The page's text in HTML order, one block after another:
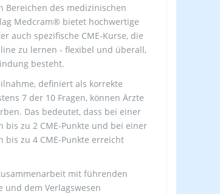
Bereichen des medizinischen
Medcram® bietet hochwertige
auch spezifische CME-Kurse, die
zu lernen - flexibel und überall,
besteht.
definiert als korrekte
7 der 10 Fragen, können Ärzte
Das bedeutet, dass bei einer
bis zu 2 CME-Punkte und bei einer
bis zu 4 CME-Punkte erreicht
mit führenden
dem Verlagswesen